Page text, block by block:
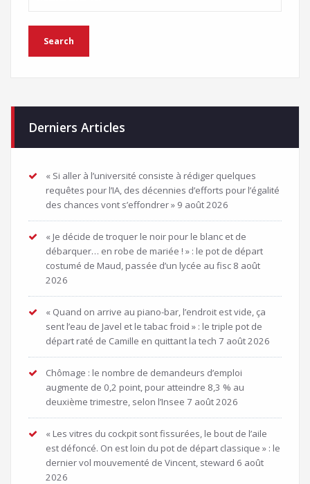
Derniers Articles
« Si aller à l’université consiste à rédiger quelques
requêtes pour l’IA, des décennies d’efforts pour l’égalité
des chances vont s’effondrer » 9 août 2026
« Je décide de troquer le noir pour le blanc et de
débarquer… en robe de mariée ! » : le pot de départ
costumé de Maud, passée d’un lycée au fisc 8 août
2026
« Quand on arrive au piano-bar, l’endroit est vide, ça
sent l’eau de Javel et le tabac froid » : le triple pot de
départ raté de Camille en quittant la tech 7 août 2026
Chômage : le nombre de demandeurs d’emploi
augmente de 0,2 point, pour atteindre 8,3 % au
deuxième trimestre, selon l’Insee 7 août 2026
« Les vitres du cockpit sont fissurées, le bout de l’aile
est défoncé. On est loin du pot de départ classique » : le
dernier vol mouvementé de Vincent, steward 6 août
2026